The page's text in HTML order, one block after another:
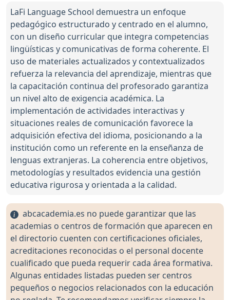
LaFi Language School demuestra un enfoque
pedagógico estructurado y centrado en el alumno,
con un diseño curricular que integra competencias
lingüísticas y comunicativas de forma coherente. El
uso de materiales actualizados y contextualizados
refuerza la relevancia del aprendizaje, mientras que
la capacitación continua del profesorado garantiza
un nivel alto de exigencia académica. La
implementación de actividades interactivas y
situaciones reales de comunicación favorece la
adquisición efectiva del idioma, posicionando a la
institución como un referente en la enseñanza de
lenguas extranjeras. La coherencia entre objetivos,
metodologías y resultados evidencia una gestión
educativa rigurosa y orientada a la calidad.
abcacademia.es no puede garantizar que las
academias o centros de formación que aparecen en
el directorio cuenten con certificaciones oficiales,
acreditaciones reconocidas o el personal docente
cualificado que pueda requerir cada área formativa.
Algunas entidades listadas pueden ser centros
pequeños o negocios relacionados con la educación